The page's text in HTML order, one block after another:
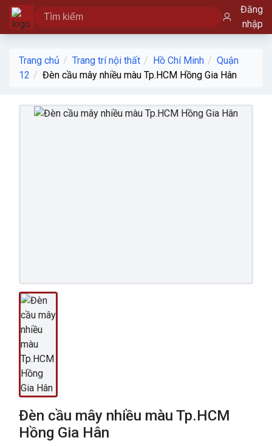
Đăng
nhập
Trang chủ Trang trí nội thất Hồ Chí Minh
Quận
12
Đèn cầu mây nhiều màu Tp.HCM Hồng Gia Hân
Đèn cầu mây nhiều màu Tp.HCM
Hồng Gia Hân